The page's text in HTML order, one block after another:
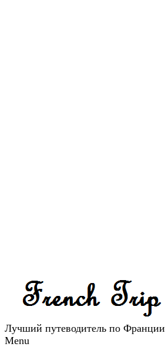
Лучший путеводитель по Франции
Menu